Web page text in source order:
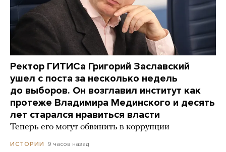
Ректор ГИТИСа Григорий Заславский
ушел с поста за несколько недель
до выборов. Он возглавил институт как
протеже Владимира Мединского и десять
лет старался нравиться власти
Теперь его могут обвинить в коррупции
ИСТОРИИ 9 часов назад